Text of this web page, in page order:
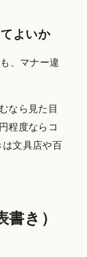
よいか
、マナー違
なら見た目
程度ならコ
は文具店や百
き）